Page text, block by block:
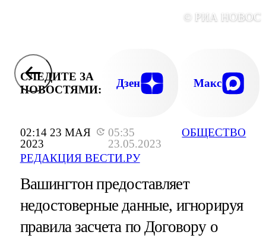
02:14 23 МАЯ
2023
05:35
23.05.2023
РЕДАКЦИЯ ВЕСТИ.РУ
ОБЩЕСТВО
© РИА
СЛЕДИТЕ ЗА
НОВОСТЯМИ:
Дзен Макс
Вашингтон предоставляет
недостоверные данные, игнорируя
правила засчета по Договору о